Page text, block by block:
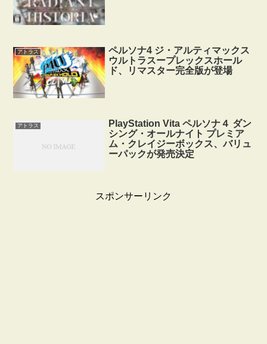
アトラス
ペルソナ4 ジ・アルティマックス
ウルトラスープレックスホール
ド、リマスター完全版が登場
アトラス
PlayStation Vita ペルソナ４ ダン
シング・オールナイト プレミア
ム・クレイジーボックス、バリュ
ーパックが発売決定
スポンサーリンク